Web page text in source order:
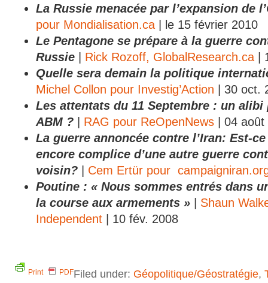
La Russie menacée par l’expansion de
pour Mondialisation.ca | le 15 février 2010
Le Pentagone se prépare à la guerre
Russie
Rick Rozoff, GlobalResearch.ca |
Quelle sera demain la politique
Michel Collon pour Investig’Action | 30 oct.
Les attentats du 11 Septembre : un
ABM ?
RAG pour ReOpenNews | 04
La guerre annoncée contre l’Iran: Est-
encore complice d’une autre guerre
voisin?
Cem Ertür pour
Poutine : « Nous sommes entrés dans
la course aux armements »
Shaun
Independent
| 10 fév. 2008
Print PDFFiled under: Géopolitique/Géostratégie,